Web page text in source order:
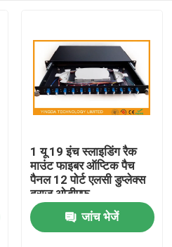
1 यू 19 इंच स्लाइडिंग रैक
माउंट फाइबर ऑप्टिक पैच
पैनल 12 पोर्ट एलसी डुप्लेक्स
दराज ओडीएफ
जांच भेजें